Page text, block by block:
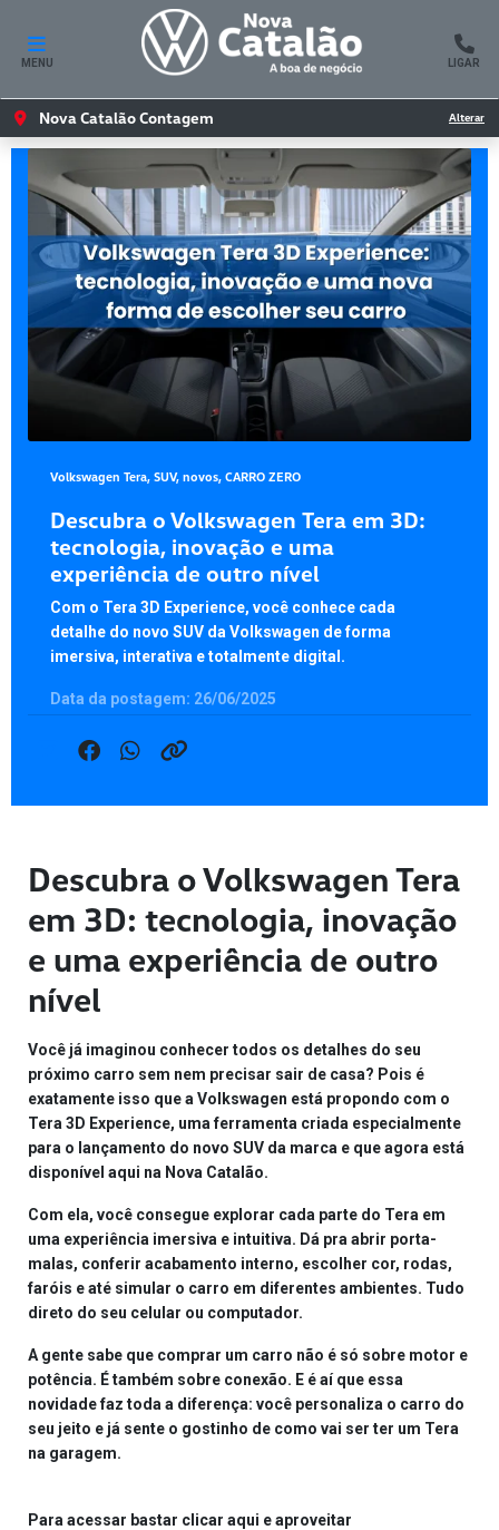
MENU LIGAR
Nova Catalão Contagem Alterar
Volkswagen Tera, SUV, novos, CARRO ZERO
Descubra o Volkswagen Tera em 3D:
tecnologia, inovação e uma
experiência de outro nível
Com o Tera 3D Experience, você conhece cada
detalhe do novo SUV da Volkswagen de forma
imersiva, interativa e totalmente digital.
Data da postagem: 26/06/2025
Descubra o Volkswagen Tera
em 3D: tecnologia, inovação
e uma experiência de outro
nível
Você já imaginou conhecer todos os detalhes do seu
próximo carro sem nem precisar sair de casa? Pois é
exatamente isso que a Volkswagen está propondo com o
Tera 3D Experience, uma ferramenta criada especialmente
para o lançamento do novo SUV da marca e que agora está
disponível aqui na Nova Catalão.
Com ela, você consegue explorar cada parte do Tera em
uma experiência imersiva e intuitiva. Dá pra abrir porta-
malas, conferir acabamento interno, escolher cor, rodas,
faróis e até simular o carro em diferentes ambientes. Tudo
direto do seu celular ou computador.
A gente sabe que comprar um carro não é só sobre motor e
potência. É também sobre conexão. E é aí que essa
novidade faz toda a diferença: você personaliza o carro do
seu jeito e já sente o gostinho de como vai ser ter um Tera
na garagem.
Para acessar bastar clicar aqui e aproveitar